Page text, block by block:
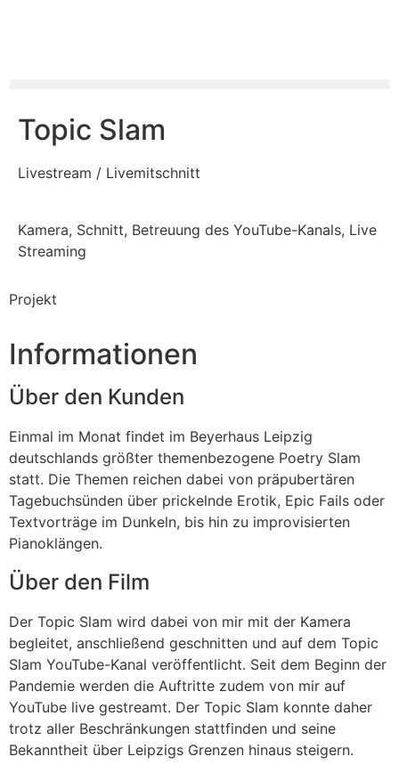
Topic Slam
Livestream / Livemitschnitt
Kamera, Schnitt, Betreuung des YouTube-Kanals, Live
Streaming
Projekt
Informationen
Über den Kunden
Einmal im Monat findet im Beyerhaus Leipzig
deutschlands größter themenbezogene Poetry Slam
statt. Die Themen reichen dabei von präpubertären
Tagebuchsünden über prickelnde Erotik, Epic Fails oder
Textvorträge im Dunkeln, bis hin zu improvisierten
Pianoklängen.
Über den Film
Der Topic Slam wird dabei von mir mit der Kamera
begleitet, anschließend geschnitten und auf dem Topic
Slam YouTube-Kanal veröffentlicht. Seit dem Beginn der
Pandemie werden die Auftritte zudem von mir auf
YouTube live gestreamt. Der Topic Slam konnte daher
trotz aller Beschränkungen stattfinden und seine
Bekanntheit über Leipzigs Grenzen hinaus steigern.